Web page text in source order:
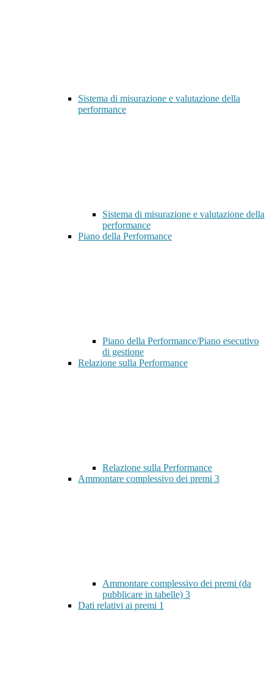
Sistema di misurazione e valutazione della
performance
Sistema di misurazione e valutazione della
performance
Piano della Performance
Piano della Performance/Piano esecutivo
di gestione
Relazione sulla Performance
Relazione sulla Performance
Ammontare complessivo dei premi 3
Ammontare complessivo dei premi (da
pubblicare in tabelle) 3
Dati relativi ai premi 1